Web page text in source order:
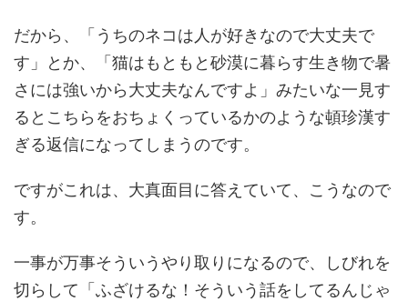
だから、「うちのネコは人が好きなので大丈夫で
す」とか、「猫はもともと砂漠に暮らす生き物で暑
さには強いから大丈夫なんですよ」みたいな一見す
るとこちらをおちょくっているかのような頓珍漢す
ぎる返信になってしまうのです。
ですがこれは、大真面目に答えていて、こうなので
す。
一事が万事そういうやり取りになるので、しびれを
切らして「ふざけるな！そういう話をしてるんじゃ